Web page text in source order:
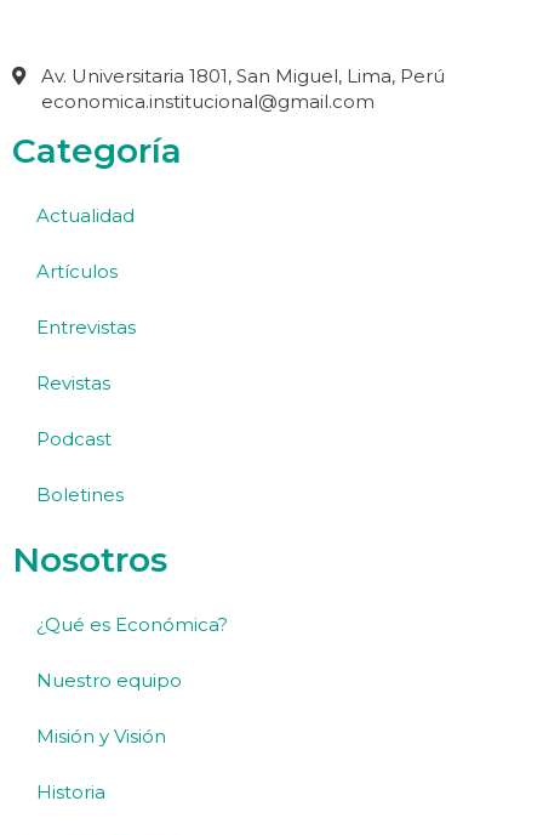
Av. Universitaria 1801, San Miguel, Lima, Perú
economica.institucional@gmail.com
Categoría
Actualidad
Artículos
Entrevistas
Revistas
Podcast
Boletines
Nosotros
¿Qué es Económica?
Nuestro equipo
Misión y Visión
Historia